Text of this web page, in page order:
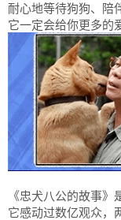
耐心地等待狗狗、陪
它一定会给你更多的
《忠犬八公的故事》
它感动过数亿观众，